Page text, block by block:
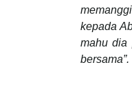
kepada
mahu dia
bersama”.